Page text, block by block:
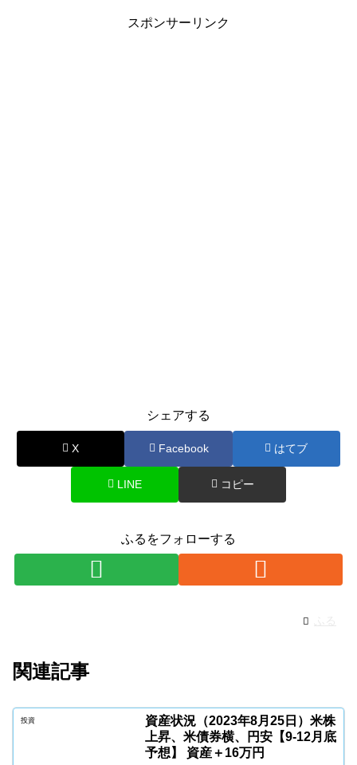
スポンサーリンク
シェアする
X Facebook はてブ
LINE コピー
ふるをフォローする
関連記事
投資
資産状況（2023年8月25日）米株
上昇、米債券横、円安【9-12月底
予想】 資産＋16万円